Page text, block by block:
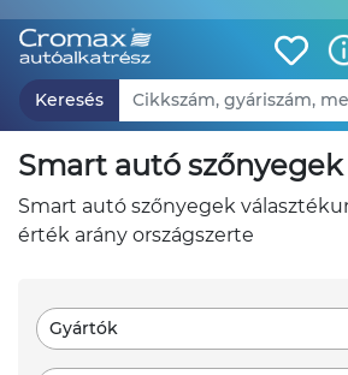
Keresés
smart autó szőnyegek
smart autó szőnyegek választékunk - A legjobb ár-
érték arány országszerte
Gyártók